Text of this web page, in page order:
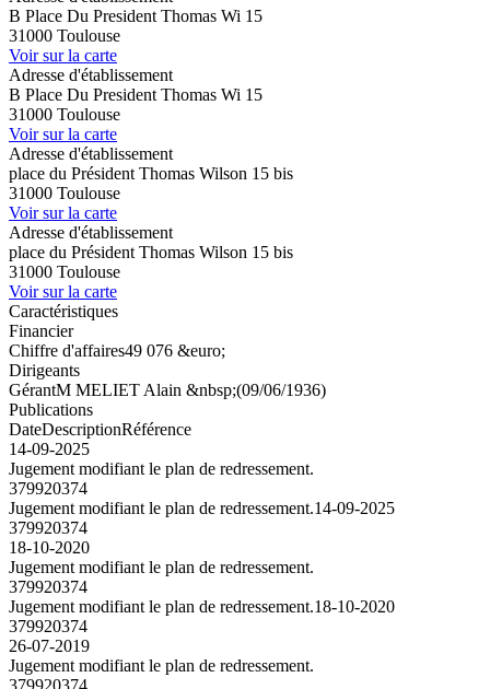
B Place Du President Thomas Wi 15
31000 Toulouse
Voir sur la carte
Adresse d'établissement
B Place Du President Thomas Wi 15
31000 Toulouse
Voir sur la carte
Adresse d'établissement
place du Président Thomas Wilson 15 bis
31000 Toulouse
Voir sur la carte
Adresse d'établissement
place du Président Thomas Wilson 15 bis
31000 Toulouse
Voir sur la carte
Caractéristiques
Financier
Chiffre d'affaires49 076 &euro;
Dirigeants
GérantM MELIET Alain &nbsp;(09/06/1936)
Publications
DateDescriptionRéférence
14-09-2025
Jugement modifiant le plan de redressement.
379920374
Jugement modifiant le plan de redressement.14-09-2025
379920374
18-10-2020
Jugement modifiant le plan de redressement.
379920374
Jugement modifiant le plan de redressement.18-10-2020
379920374
26-07-2019
Jugement modifiant le plan de redressement.
379920374